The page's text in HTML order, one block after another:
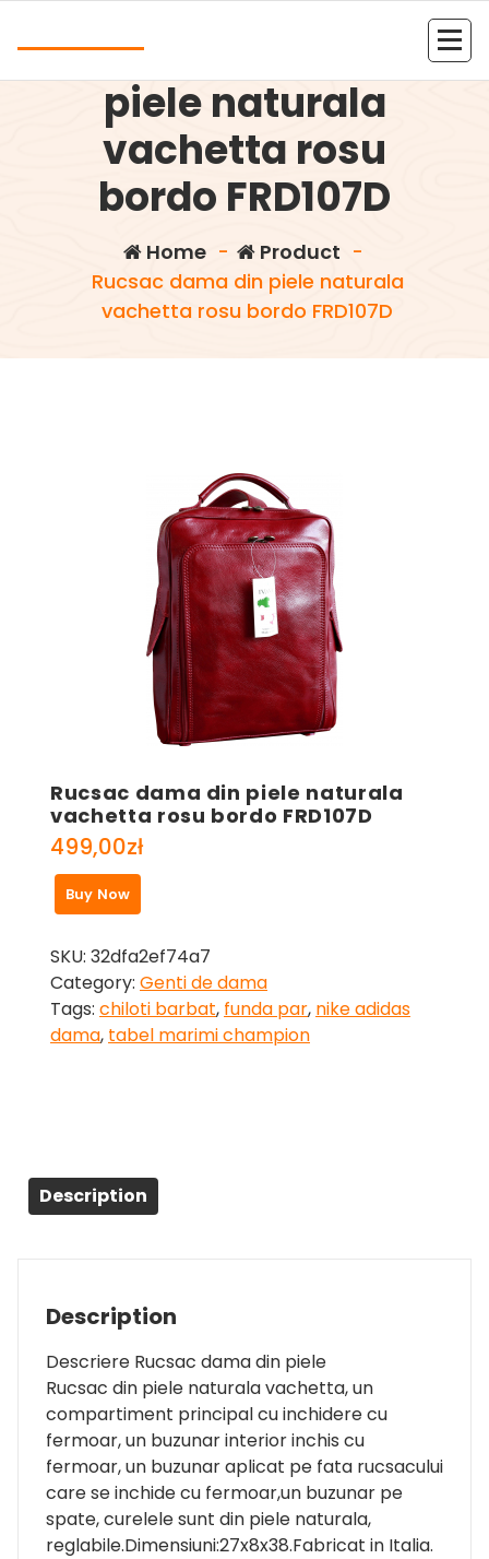
Rucsac dama din
piele naturala
vachetta rosu
bordo FRD107D
Home- Product -
Rucsac dama din piele naturala
vachetta rosu bordo FRD107D
Rucsac dama din piele naturala
vachetta rosu bordo FRD107D
499,00zł
Buy Now
SKU: 32dfa2ef74a7
Category: Genti de dama
Tags: chiloti barbat, funda par, nike adidas
dama, tabel marimi champion
Description
Description
Descriere Rucsac dama din piele
Rucsac din piele naturala vachetta, un
compartiment principal cu inchidere cu
fermoar, un buzunar interior inchis cu
fermoar, un buzunar aplicat pe fata rucsacului
care se inchide cu fermoar,un buzunar pe
spate, curelele sunt din piele naturala,
reglabile.Dimensiuni:27x8x38.Fabricat in Italia.